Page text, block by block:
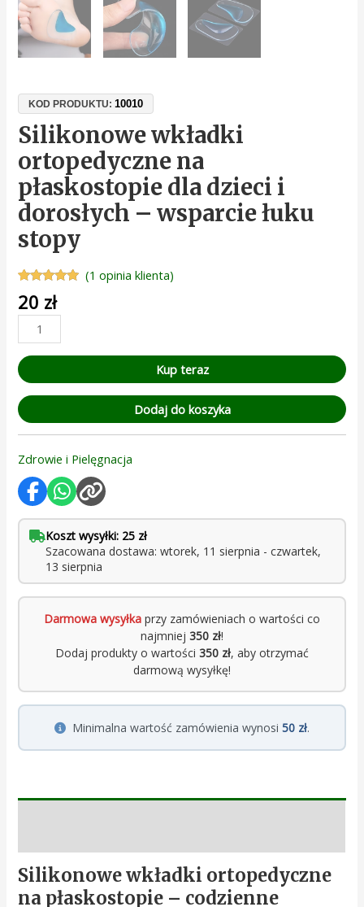
KOD PRODUKTU:10010
Silikonowe wkładki
ortopedyczne na
płaskostopie dla dzieci i
dorosłych – wsparcie łuku
stopy
Oceniony
5.00 na 5 na
podstawie
oceny
(1 opinia klienta)
20 zł
Kup teraz
Dodaj do koszyka
Zdrowie i Pielęgnacja
Koszt wysyłki: 25 zł
Szacowana dostawa: wtorek, 11 sierpnia - czwartek,
13 sierpnia
Darmowa wysyłka przy zamówieniach o wartości co
najmniej 350 zł!
Dodaj produkty o wartości 350 zł, aby otrzymać
darmową wysyłkę!
Minimalna wartość zamówienia wynosi 50 zł.
Silikonowe wkładki ortopedyczne
na płaskostopie – codzienne